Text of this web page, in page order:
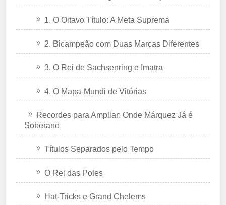
1. O Oitavo Título: A Meta Suprema
2. Bicampeão com Duas Marcas Diferentes
3. O Rei de Sachsenring e Imatra
4. O Mapa-Mundi de Vitórias
Recordes para Ampliar: Onde Márquez Já é
Soberano
Títulos Separados pelo Tempo
O Rei das Poles
Hat-Tricks e Grand Chelems